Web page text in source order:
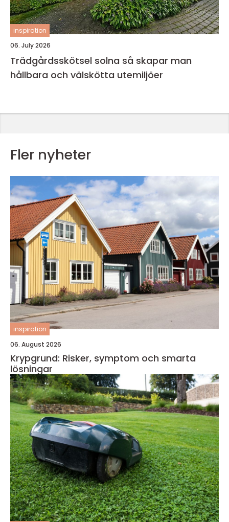
inspiration
06. July 2026
Trädgårdsskötsel solna så skapar man
hållbara och välskötta utemiljöer
Fler nyheter
inspiration
06. August 2026
Krypgrund: Risker, symptom och smarta
lösningar